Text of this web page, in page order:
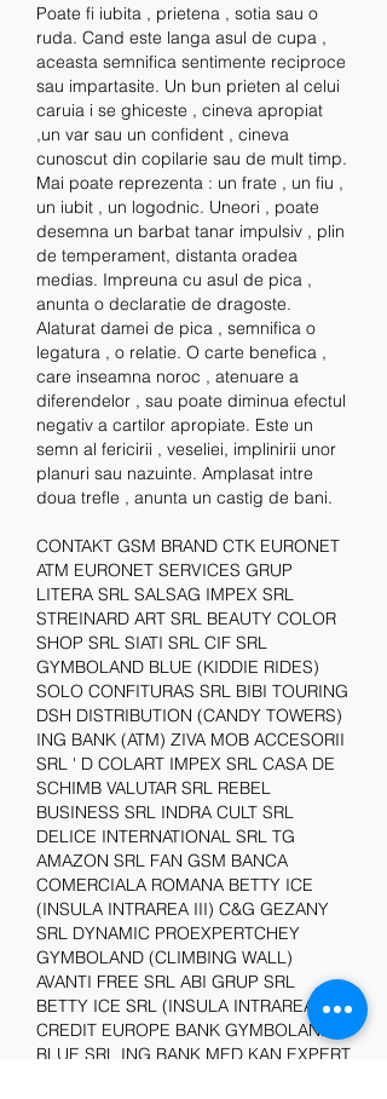
Poate fi iubita , prietena , sotia sau o
ruda. Cand este langa asul de cupa ,
aceasta semnifica sentimente reciproce
sau impartasite. Un bun prieten al celui
caruia i se ghiceste , cineva apropiat
,un var sau un confident , cineva
cunoscut din copilarie sau de mult timp.
Mai poate reprezenta : un frate , un fiu ,
un iubit , un logodnic. Uneori , poate
desemna un barbat tanar impulsiv , plin
de temperament, distanta oradea
medias. Impreuna cu asul de pica ,
anunta o declaratie de dragoste.
Alaturat damei de pica , semnifica o
legatura , o relatie. O carte benefica ,
care inseamna noroc , atenuare a
diferendelor , sau poate diminua efectul
negativ a cartilor apropiate. Este un
semn al fericirii , veseliei, implinirii unor
planuri sau nazuinte. Amplasat intre
doua trefle , anunta un castig de bani.
CONTAKT GSM BRAND CTK EURONET
ATM EURONET SERVICES GRUP
LITERA SRL SALSAG IMPEX SRL
STREINARD ART SRL BEAUTY COLOR
SHOP SRL SIATI SRL CIF SRL
GYMBOLAND BLUE (KIDDIE RIDES)
SOLO CONFITURAS SRL BIBI TOURING
DSH DISTRIBUTION (CANDY TOWERS)
ING BANK (ATM) ZIVA MOB ACCESORII
SRL ' D COLART IMPEX SRL CASA DE
SCHIMB VALUTAR SRL REBEL
BUSINESS SRL INDRA CULT SRL
DELICE INTERNATIONAL SRL TG
AMAZON SRL FAN GSM BANCA
COMERCIALA ROMANA BETTY ICE
(INSULA INTRAREA III) C&G GEZANY
SRL DYNAMIC PROEXPERTCHEY
GYMBOLAND (CLIMBING WALL)
AVANTI FREE SRL ABI GRUP SRL
BETTY ICE SRL (INSULA INTRAREA I)
CREDIT EUROPE BANK GYMBOLAND
BLUE SRL ING BANK MED KAN EXPERT